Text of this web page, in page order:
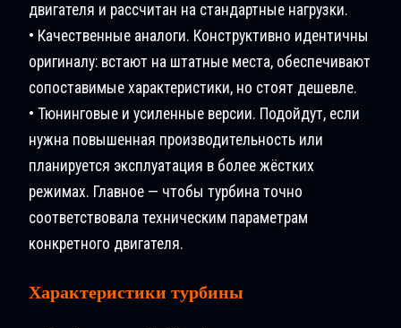
двигателя и рассчитан на стандартные нагрузки.
• Качественные аналоги. Конструктивно идентичны
оригиналу: встают на штатные места, обеспечивают
сопоставимые характеристики, но стоят дешевле.
• Тюнинговые и усиленные версии. Подойдут, если
нужна повышенная производительность или
планируется эксплуатация в более жёстких
режимах. Главное — чтобы турбина точно
соответствовала техническим параметрам
конкретного двигателя.
Характеристики турбины